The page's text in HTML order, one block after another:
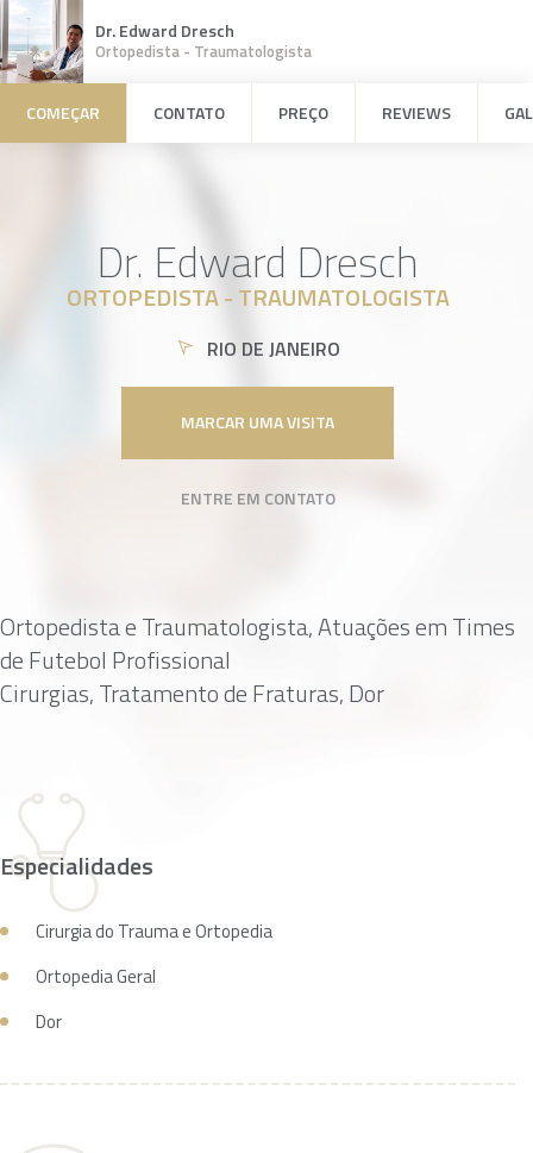
Dr. Edward Dresch
Ortopedista - Traumatologista
COMEÇAR CONTATO PREÇO REVIEWS
Dr. Edward Dresch
ORTOPEDISTA - TRAUMATOLOGISTA
RIO DE JANEIRO
MARCAR UMA VISITA
ENTRE EM CONTATO
Ortopedista e Traumatologista, Atuações em Times
de Futebol Profissional
Cirurgias, Tratamento de Fraturas, Dor
Especialidades
Cirurgia do Trauma e Ortopedia
Ortopedia Geral
Dor